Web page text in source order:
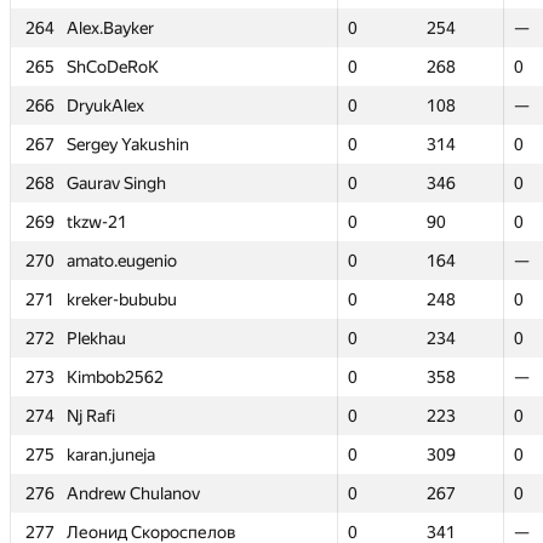
264
Alex.Bayker 0 254
—
265
ShCoDeRoK 0 268
0
266
DryukAlex 0 108
—
267
Sergey Yakushin 0 314
0
268
Gaurav Singh 0 346
0
269
tkzw-21 0 90
0
270
amato.eugenio 0 164
—
271
kreker-bububu 0 248
0
272
Plekhau 0 234
0
273
Kimbob2562 0 358
—
274
Nj Rafi 0 223
0
275
karan.juneja 0 309
0
276
Andrew Chulanov 0 267
0
277
Леонид Скороспелов 0 341
—
264
Alex.Bayker 0 254
—
265
ShCoDeRoK 0 268
0
266
DryukAlex 0 108
—
267
Sergey Yakushin 0 314
0
268
Gaurav Singh 0 346
0
269
tkzw-21 0 90
0
270
amato.eugenio 0 164
—
271
kreker-bububu 0 248
0
272
Plekhau 0 234
0
273
Kimbob2562 0 358
—
274
Nj Rafi 0 223
0
275
karan.juneja 0 309
0
276
Andrew Chulanov 0 267
0
277
Леонид Скороспелов 0 341
—